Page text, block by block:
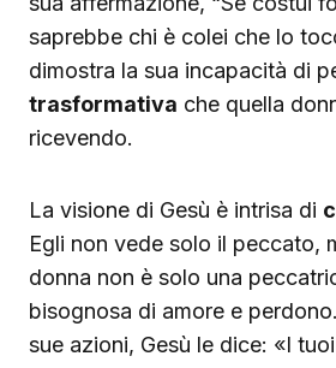
saprebbe chi è colei che lo
dimostra la sua incapacità di
trasformativa che quella
ricevendo.
La visione di Gesù è intrisa di
Egli non vede solo il peccato,
donna non è solo una
bisognosa di amore e
sue azioni, Gesù le dice: «I